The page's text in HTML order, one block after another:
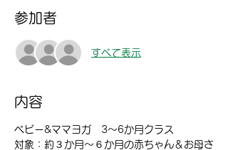
参加者
すべて表示
内容
ベビー&ママヨガ　3～6か月クラス
対象：約３か月～６か月の赤ちゃん＆お母さ